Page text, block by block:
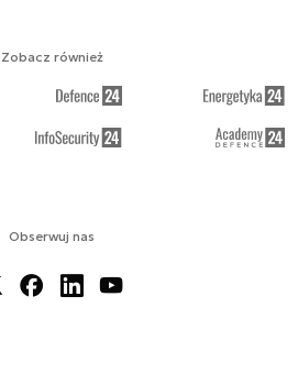
Obserwuj nas
Zobacz również